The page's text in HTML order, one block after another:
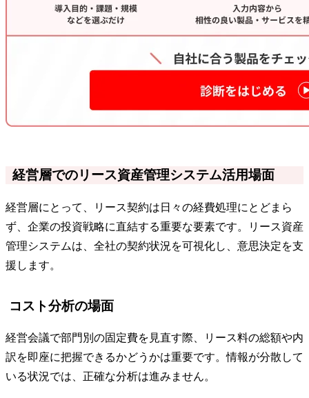
経営層でのリース資産管理システム活用場面
経営層にとって、リース契約は日々の経費処理にとどまら
ず、企業の投資戦略に直結する重要な要素です。リース資産
管理システムは、全社の契約状況を可視化し、意思決定を支
援します。
コスト分析の場面
経営会議で部門別の固定費を見直す際、リース料の総額や内
訳を即座に把握できるかどうかは重要です。情報が分散して
いる状況では、正確な分析は進みません。